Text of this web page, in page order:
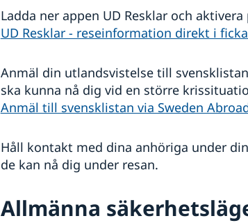
Ladda ner appen UD Resklar och
UD Resklar - reseinformation direkt i
Anmäl din utlandsvistelse till
ska kunna nå dig vid en större
Anmäl till svensklistan via Sweden
Håll kontakt med dina anhöriga under
de kan nå dig under resan.
Allmänna